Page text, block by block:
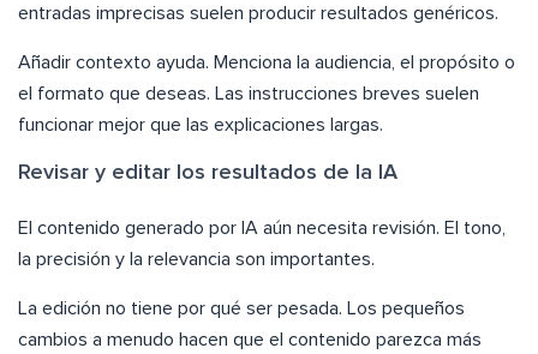
entradas imprecisas suelen producir resultados genéricos.
Añadir contexto ayuda. Menciona la audiencia, el propósito o
el formato que deseas. Las instrucciones breves suelen
funcionar mejor que las explicaciones largas.
Revisar y editar los resultados de la IA
El contenido generado por IA aún necesita revisión. El tono,
la precisión y la relevancia son importantes.
La edición no tiene por qué ser pesada. Los pequeños
cambios a menudo hacen que el contenido parezca más